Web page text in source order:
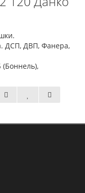
ДСП, ДВП, Фанера,